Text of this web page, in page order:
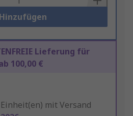
Lieferung für
100,00 €
Einheit(en) mit Versand